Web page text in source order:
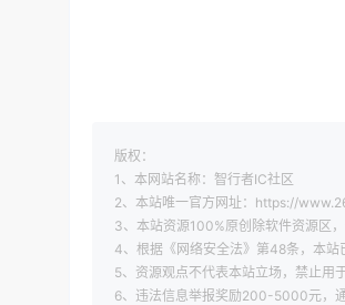
版权：
1、本网站名称：智行者IC社区
2、本站唯一官方网址：https://
3、本站资源100%原创除软件资源区
4、根据《网络安全法》第48条，本
5、资源观点不代表本站立场，禁止用
6、违法信息举报奖励200-5000元，